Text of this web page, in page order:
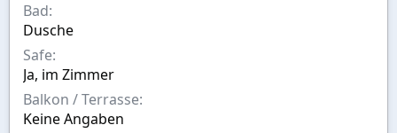
Bad
Dusche
Safe
Ja, im Zimmer
Balkon / Terrasse
Keine Angaben